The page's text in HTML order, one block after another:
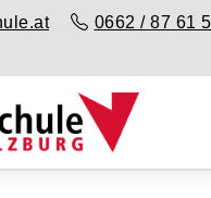
0662 / 87 61